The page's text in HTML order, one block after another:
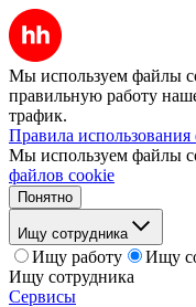
Мы используем файлы
правильную работу
трафик.
Правила
Мы используем файлы
файлов cookie
Понятно
Ищу сотрудника
Ищу работу
Ищу
Ищу сотрудника
Сервисы